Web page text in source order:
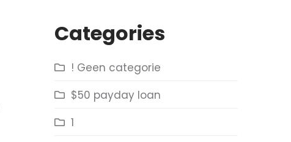
Categories
! Geen categorie
$50 payday loan
1